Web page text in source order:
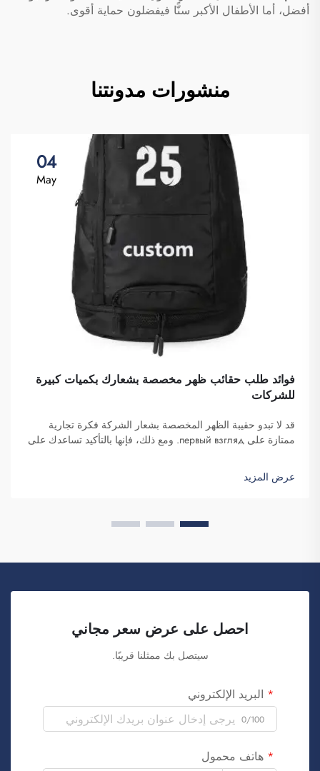
أفضل، أما الأطفال الأكبر سنًّا فيفضلون حماية أقوى.
منشورات مدونتنا
04
May
فوائد طلب حقائب ظهر مخصصة بشعارك بكميات كبيرة
للشركات
قد لا تبدو حقيبة الظهر المخصصة بشعار الشركة فكرة تجارية
ممتازة على первый взгляд. ومع ذلك، فإنها بالتأكيد تساعدك على
الحقائب بكميات كبيرة وتوفّرها لغرض تعزيز الوعي بالعلامة
التجارية. كما تعلمون، عندما...
عرض المزيد
احصل على عرض سعر مجاني
سيتصل بك ممثلنا قريبًا.
البريد الإلكتروني
0/100
هاتف محمول